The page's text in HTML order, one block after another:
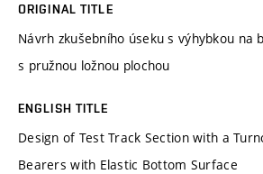
ORIGINAL TITLE
Návrh zkušebního úseku s výhybkou na
s pružnou ložnou plochou
ENGLISH TITLE
Design of Test Track Section with a
Bearers with Elastic Bottom Surface